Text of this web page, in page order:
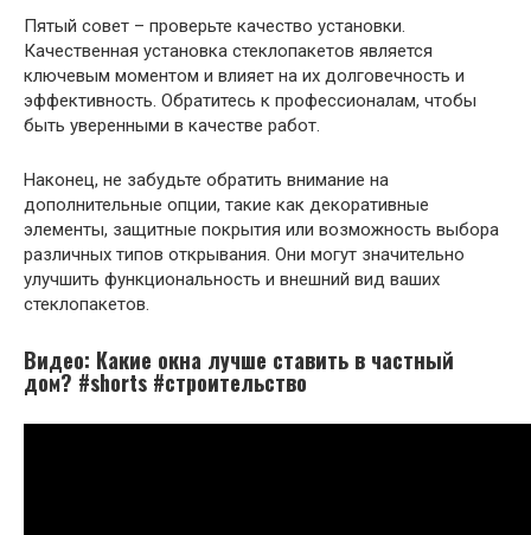
Пятый совет – проверьте качество установки.
Качественная установка стеклопакетов является
ключевым моментом и влияет на их долговечность и
эффективность. Обратитесь к профессионалам, чтобы
быть уверенными в качестве работ.
Наконец, не забудьте обратить внимание на
дополнительные опции, такие как декоративные
элементы, защитные покрытия или возможность выбора
различных типов открывания. Они могут значительно
улучшить функциональность и внешний вид ваших
стеклопакетов.
Видео: Какие окна лучше ставить в частный
дом? #shorts #строительство